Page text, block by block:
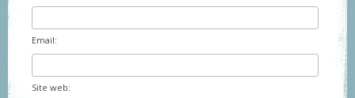
Email:
Site web: